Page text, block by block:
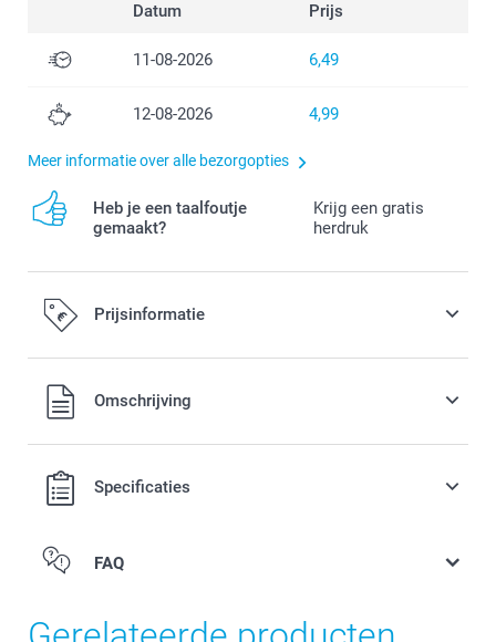
Datum Prijs
11-08-2026 6,49
12-08-2026 4,99
Meer informatie over alle bezorgopties
Heb je een taalfoutje
gemaakt?
Krijg een gratis
herdruk
Prijsinformatie
Alle prijzen zijn in EURO (€) inclusief BTW en exclusief
verzendkosten.Omschrijving
Specificaties
FAQ